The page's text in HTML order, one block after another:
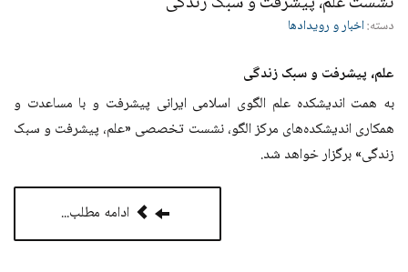
دسته:اخبار و رویدادها
علم، پیشرفت و سبک زندگی
به همت اندیشکده علم الگوی اسلامی ایرانی پیشرفت و با مساعدت و
همکاری اندیشکده‌های مرکز الگو، نشست تخصصی «علم، پیشرفت و سبک
زندگی» برگزار خواهد شد.
ادامه مطلب...